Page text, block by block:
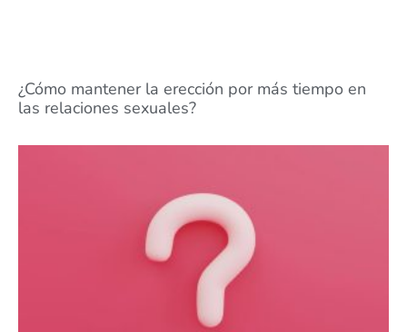
¿Cómo mantener la erección por más tiempo en
las relaciones sexuales?